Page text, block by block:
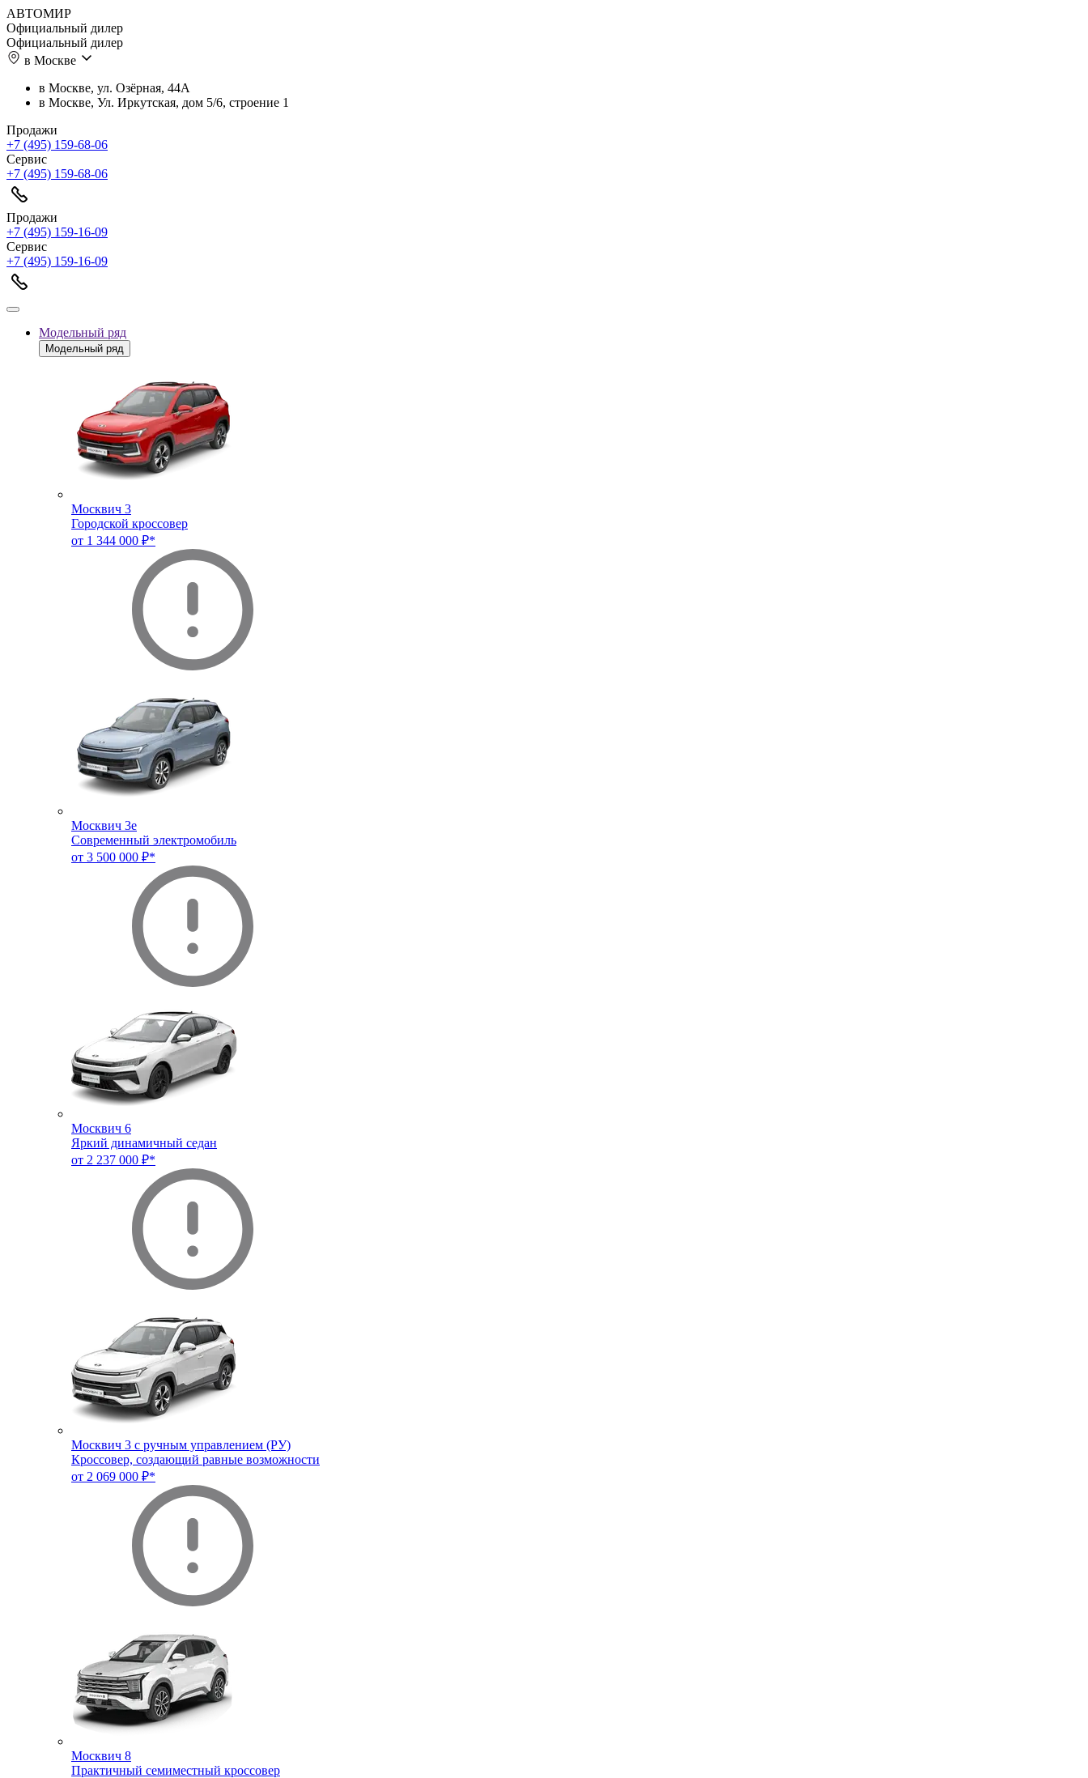
АВТОМИР
Официальный дилер
Официальный дилер
в Москве
в Москве, ул. Озёрная, 44А
в Москве, Ул. Иркутская, дом 5/6, строение 1
Продажи
+7 (495) 159-68-06
Сервис
+7 (495) 159-68-06
Продажи
+7 (495) 159-16-09
Сервис
+7 (495) 159-16-09
Модельный ряд
Модельный ряд
Москвич 3
Городской кроссовер
от 1 344 000 ₽*
Москвич 3e
Современный электромобиль
от 3 500 000 ₽*
Москвич 6
Яркий динамичный седан
от 2 237 000 ₽*
Москвич 3 с ручным управлением (РУ)
Кроссовер, создающий равные возможности
от 2 069 000 ₽*
Москвич 8
Практичный семиместный кроссовер